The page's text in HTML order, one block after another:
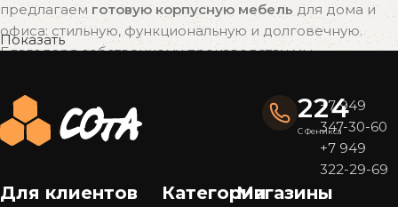
предлагаем готовую корпусную мебель для дома и
офиса: стильную, функциональную и долговечную.
Благодаря собственному производству мы
качества
Почему выбирают мебель «СОтА»?
У нас представлен
большой выбор мебелив
Показать
224
С Феникса
+7 949
347-30-60
+7 949
322-29-69
Для клиентов КатегорииМагазины